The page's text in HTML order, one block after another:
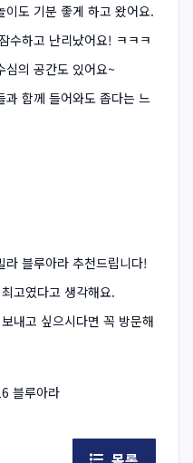
도 기분 좋게 하고 왔어요.
수하고 난리났어요! ㅋㅋㅋ
심의 공간도 있어요~
과 함께 들어와도 좁다는 느
블루아라 추천드립니다!
고였다고 생각해요.
내고 싶으시다면 꼭 방문해
블루아라